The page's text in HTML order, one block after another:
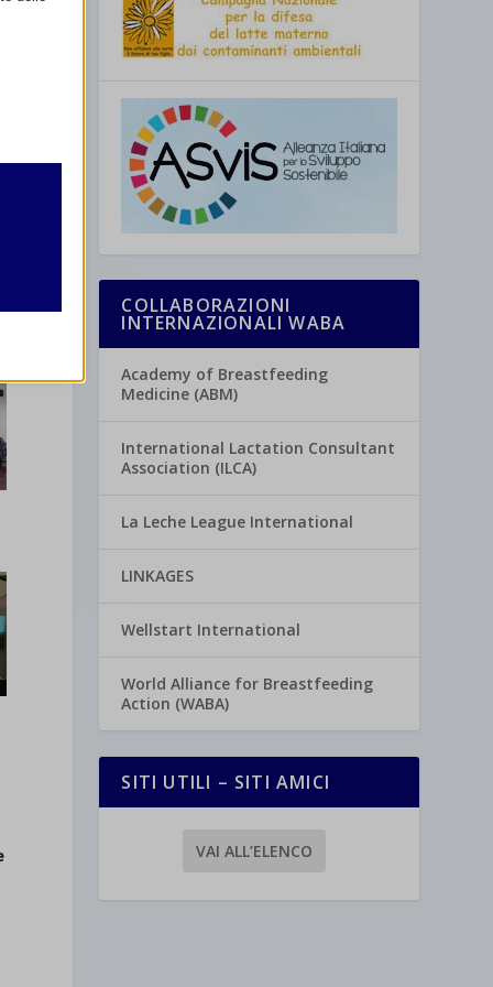
COLLABORAZIONI
INTERNAZIONALI WABA
Academy of Breastfeeding
Medicine (ABM)
International Lactation Consultant
Association (ILCA)
La Leche League International
LINKAGES
Wellstart International
World Alliance for Breastfeeding
Action (WABA)
SITI UTILI – SITI AMICI
VAI ALL’ELENCO